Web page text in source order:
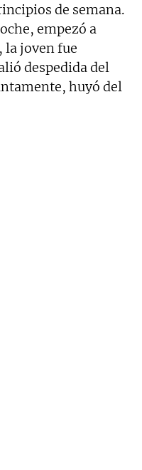
de semana.
empezó a
la joven fue
despedida del
huyó del